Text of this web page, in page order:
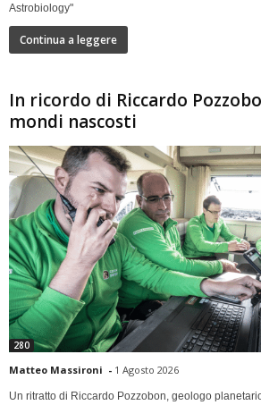
Astrobiology"
Continua a leggere
In ricordo di Riccardo
mondi nascosti
280
Matteo Massironi - 1 Agosto 2026
Un ritratto di Riccardo Pozzobon, geologo